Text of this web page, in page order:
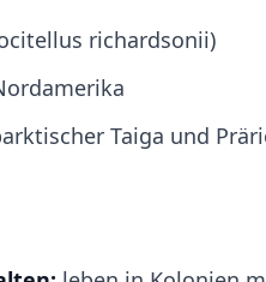
richardsonii)
Taiga und